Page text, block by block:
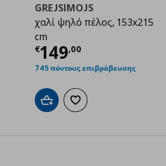
€ 24,99
GREJSIMOJS
χαλί ψηλό πέλος, 153x215
cm
€149,00
Τρέχουσα τιμή
745 πόντους επιβράβευσης
Προσθήκη στο καλάθι
Προσθήκη στα αγαπημένα